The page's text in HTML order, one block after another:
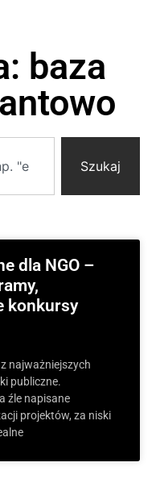
baza
Szukaj
dla NGO –
konkursy
najważniejszych
publiczne.
źle napisane
projektów, za niski